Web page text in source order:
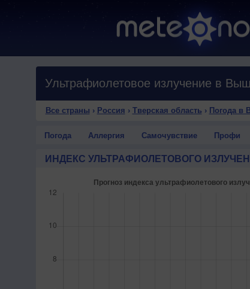
Все страны › Россия › Тверская область › Погода в
Погода Аллергия Самочувствие Профи
ИНДЕКС УЛЬТРАФИОЛЕТОВОГО